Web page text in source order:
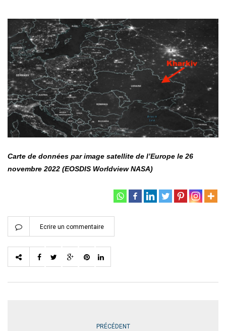
Carte de données par image satellite de l’Europe le 26
novembre 2022 (EOSDIS Worldview NASA)
Ecrire un commentaire
PRÉCÉDENT